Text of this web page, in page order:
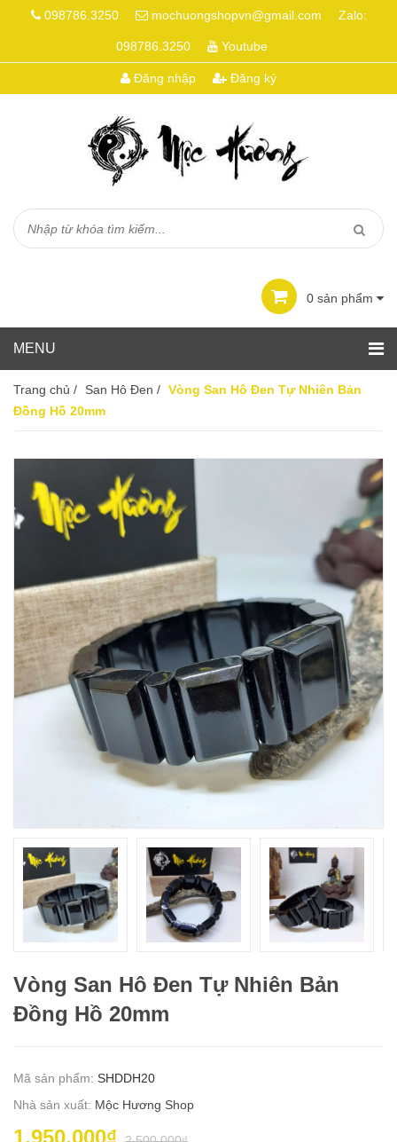
098786.3250 mochuongshopvn@gmail.com Zalo:
098786.3250 Youtube
Đăng nhập Đăng ký
0 sản phẩm
Trang chủ / San Hô Đen / Vòng San Hô Đen Tự Nhiên Bản
Đồng Hồ 20mm
Vòng San Hô Đen Tự Nhiên Bản
Đồng Hồ 20mm
Mã sản phẩm: SHDDH20
Nhà sản xuất: Mộc Hương Shop